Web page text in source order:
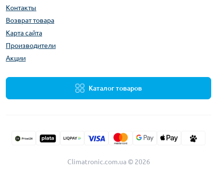
Контакты
Возврат товара
Карта сайта
Производители
Акции
Каталог товаров
Climatronic.com.ua © 2026